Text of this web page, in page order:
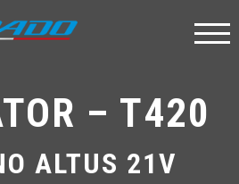
– T420
ALTUS 21V